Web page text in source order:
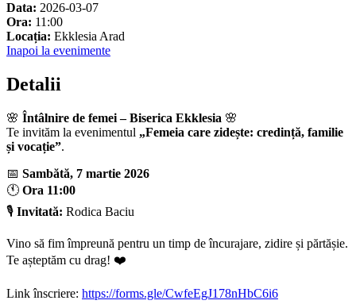
Data: 2026-03-07
Ora: 11:00
Locația: Ekklesia Arad
Inapoi la evenimente
Detalii
🌸 Întâlnire de femei –Biserica Ekklesia 🌸
Te invităm la evenimentul „Femeia care zidește: credință, familie
și vocație”.
📅 Sambătă, 7 martie 2026
🕚 Ora 11:00
🎙️ Invitată: Rodica Baciu
Vino să fim împreună pentru un timp de încurajare, zidire și părtășie.
Te așteptăm cu drag! ❤️
Link înscriere: https://forms.gle/CwfeEgJ178nHbC6i6